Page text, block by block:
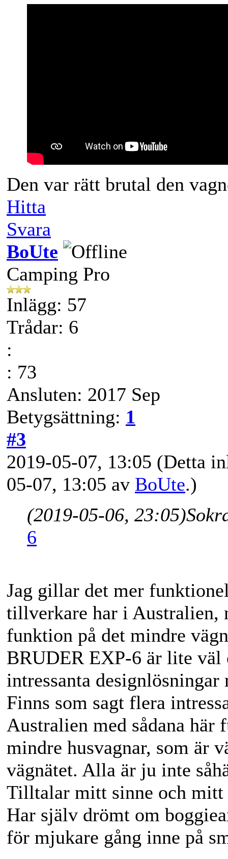
Den var rätt brutal den
Hitta
Svara
BoUte
Camping Pro
Inlägg: 57
Trådar: 6
:
: 73
Ansluten: 2017 Sep
Betygsättning: 1
#3
2019-05-07, 13:05 (Detta
05-07, 13:05 av BoUte.)
(2019-05-06, 23:05)
6
Jag gillar det mer
tillverkare har i Australien,
funktion på det mindre
BRUDER EXP-6 är lite väl
intressanta
Finns som sagt flera
Australien med sådana
mindre husvagnar, som är
vägnätet. Alla är ju inte
Tilltalar mitt sinne och mitt
Har själv drömt om
för mjukare gång inne på